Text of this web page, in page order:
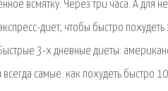
всмятку. Через три часа. А для
диет, чтобы быстро
3-х дневные диеты:
самые. как похудеть быстро